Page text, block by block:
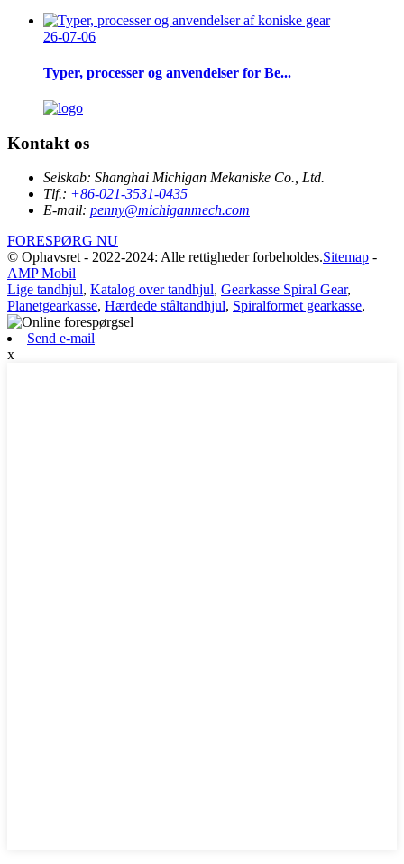
26-07-06
Typer, processer og anvendelser for Be...
Kontakt os
Selskab: Shanghai Michigan Mekaniske Co., Ltd.
Tlf.: +86-021-3531-0435
E-mail: penny@michiganmech.com
FORESPØRG NU
© Ophavsret - 2022-2024: Alle rettigheder forbeholdes.Sitemap -
AMP Mobil
Lige tandhjul, Katalog over tandhjul, Gearkasse Spiral Gear,
Planetgearkasse, Hærdede ståltandhjul, Spiralformet gearkasse,
Send e-mail
x